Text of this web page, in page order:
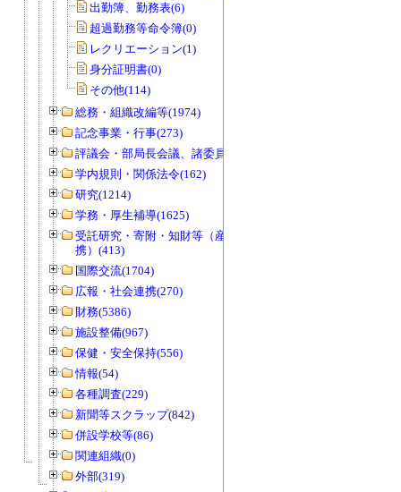
出勤簿、勤務表(6)
超過勤務等命令簿(0)
レクリエーション(1)
身分証明書(0)
その他(114)
総務・組織改編等(1974)
記念事業・行事(273)
評議会・部局長会議、諸委員会等(1466)
学内規則・関係法令(162)
研究(1214)
学務・厚生補導(1625)
受託研究・寄附・知財等（産官学連
携）(413)
国際交流(1704)
広報・社会連携(270)
財務(5386)
施設整備(967)
保健・安全保持(556)
情報(54)
各種調査(229)
新聞等スクラップ(842)
併設学校等(86)
関連組織(0)
外部(319)